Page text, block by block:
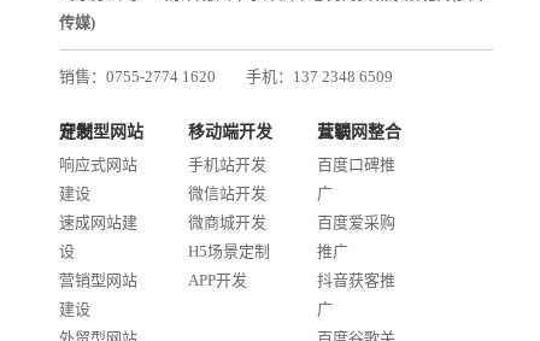
传媒)
销售：0755-2774 1620
手机：137 2348 6509
邮箱：services@jiasuweb.com
定制型网站开发
响应式网站
建设
速成网站建
设
营销型网站
建设
移动端开发
手机站开发
微信站开发
微商城开发
H5场景定制
APP开发
互联网整合营销
百度口碑推
广
百度爱采购
推广
抖音获客推
广